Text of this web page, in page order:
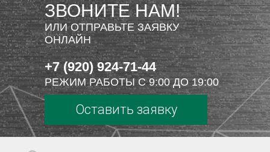
ЗВОНИТЕ НАМ!
ИЛИ ОТПРАВЬТЕ ЗАЯВКУ
ОНЛАЙН
+7 (920) 924-71-44
РЕЖИМ РАБОТЫ С 9:00 ДО 19:00
Оставить заявку